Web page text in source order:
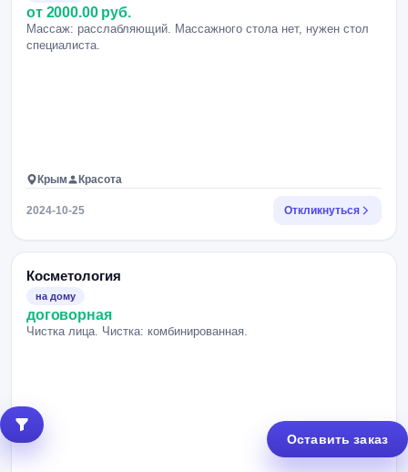
от 2000.00 руб.
Массаж: расслабляющий. Массажного стола нет, нужен стол
специалиста.
Крым Красота
2024-10-25 Откликнуться
Косметология
на дому
договорная
Чистка лица. Чистка: комбинированная.
Оставить заказ